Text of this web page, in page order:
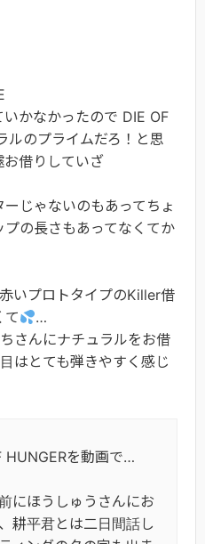
かなかったので DIE OF
ルのプライムだろ！と思
お借りしていざ
じゃないのもあってちょ
の長さもあってなくてか
いプロトタイプのKiller借
て
…
さんにナチュラルをお借
はとても弾きやすく感じ
HUNGERを動画で…
にほうしゅうさんにお
耕平君とは二日間話し